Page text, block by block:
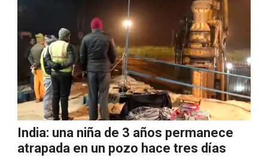
India: una niña de 3 años permanece
atrapada en un pozo hace tres días